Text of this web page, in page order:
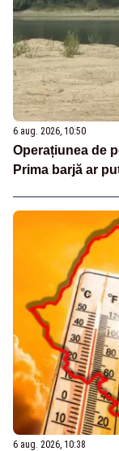
6 aug. 2026, 10:50
Operațiunea de
Prima barjă ar
6 aug. 2026, 10:38